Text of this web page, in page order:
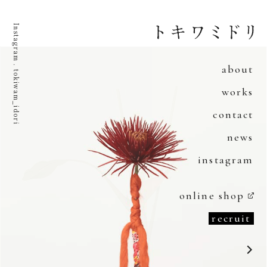
about
works
contact
news
instagram
online shop
recruit
Instagram . tokiwam_idori